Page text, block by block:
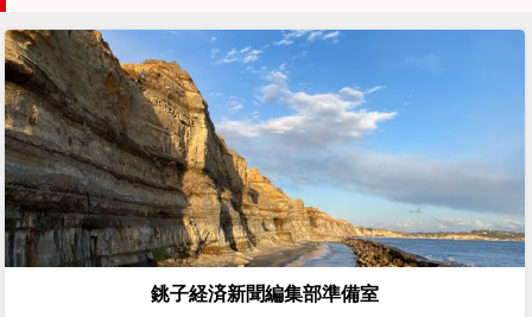
銚子経済新聞編集部準備室